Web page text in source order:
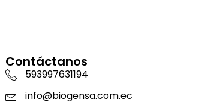
Contáctanos
593997631194
info@biogensa.com.ec